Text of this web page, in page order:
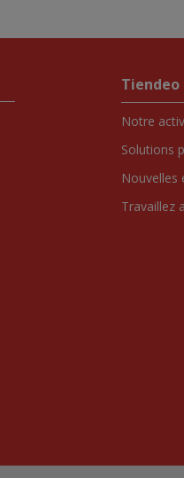
Tiendeo
Notre
Solutions
Nouvelles
Travaillez